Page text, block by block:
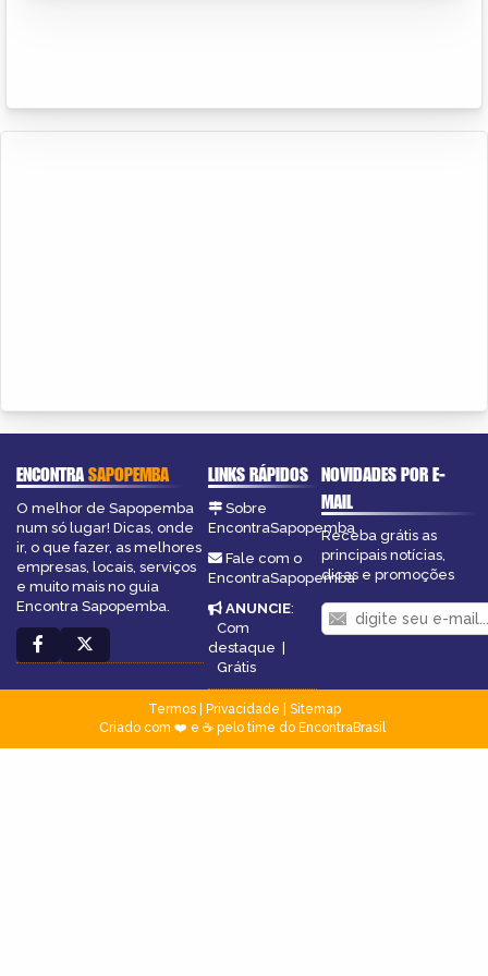
ENCONTRASAPOPEMBA
O melhor de Sapopemba
num só lugar! Dicas, onde
ir, o que fazer, as melhores
empresas, locais, serviços
e muito mais no guia
Encontra Sapopemba.
LINKS RÁPIDOS
Sobre
EncontraSapopemba
Fale com o
EncontraSapopemba
ANUNCIE:
Com
destaque |
Grátis
NOVIDADES POR E-
MAIL
Receba grátis as
principais notícias,
dicas e promoções
Termos| Privacidade
Sitemap
Criado com ❤️ e ☕ pelo time do EncontraBrasil